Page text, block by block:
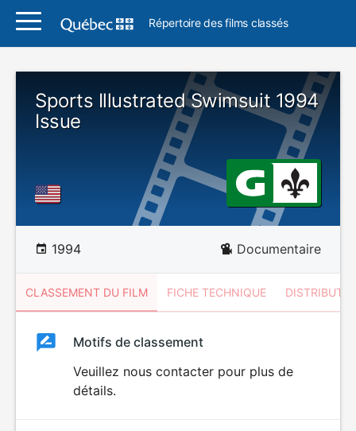
Répertoire des films classés
Sports Illustrated Swimsuit 1994
Issue
1994 Documentaire
CLASSEMENT DU FILM FICHE TECHNIQUE
ClassementClassement
Motifs de classement
Veuillez nous contacter pour plus de
détails.